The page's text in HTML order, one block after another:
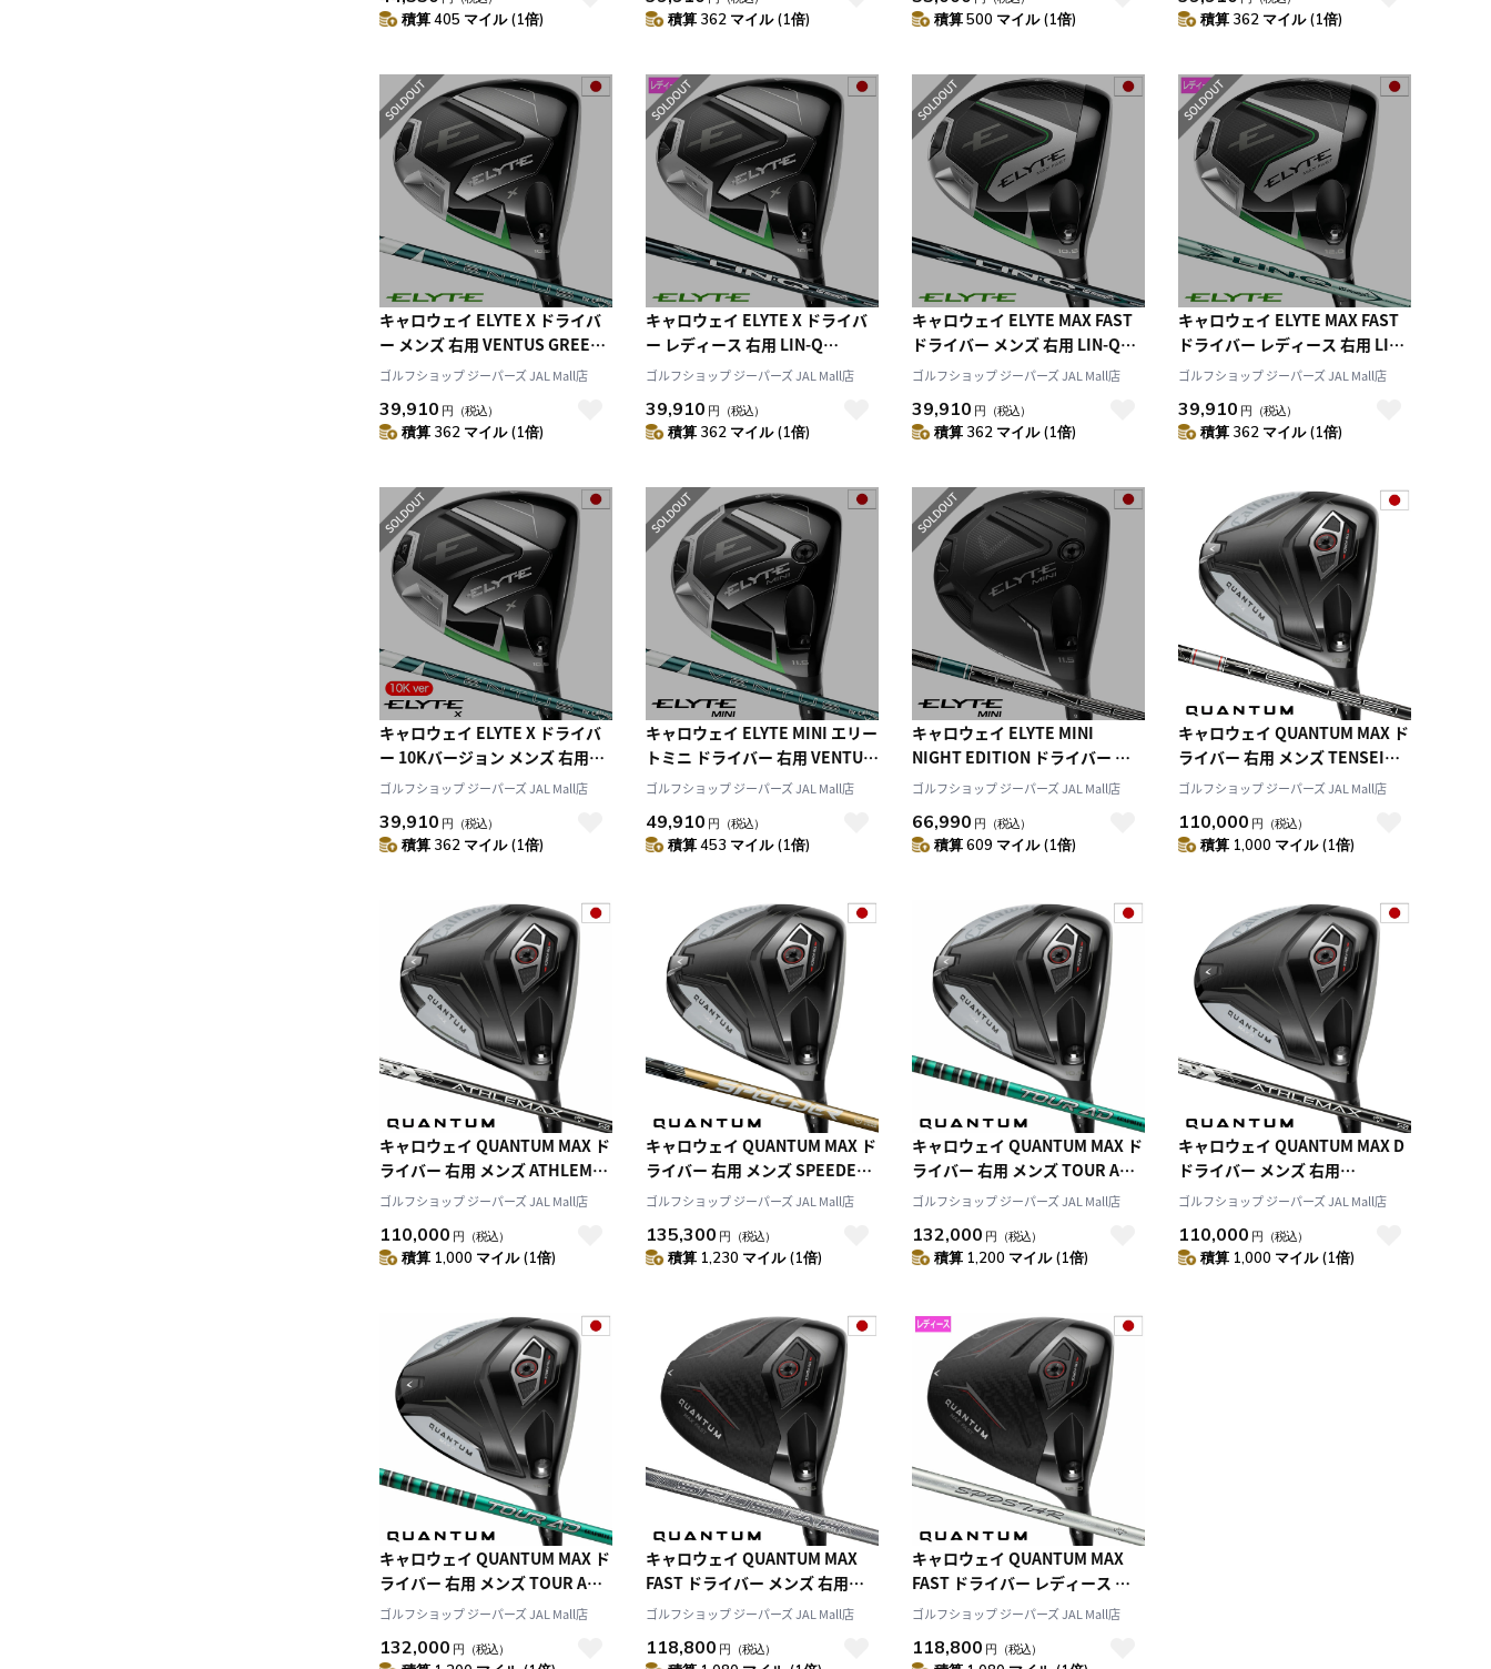
年モデル Callaway
積算 405 マイル (1倍) 積算 362 マイル (1倍)
Callaway ゴルフクラブ
積算 500 マイル (1倍)
Callaway ゴルフクラブ
積算 362 マイル (1倍)
キャロウェイ ELYTE X ドライバ
ー メンズ 右用 VENTUS GREEN
50 for Callaway カーボンシャフ
ゴルフショップ ジーパーズ JAL Mall店
39,910 円 （税込）
積算 362 マイル (1倍)
キャロウェイ ELYTE X ドライバ
ー レディース 右用 LIN-Q
GREEN 40 for Callaway カーボ
デル
ゴルフショップ ジーパーズ JAL Mall店
39,910 円 （税込）
積算 362 マイル (1倍)
キャロウェイ ELYTE MAX FAST
ドライバー メンズ 右用 LIN-Q
GREEN 40 for Callaway カーボ
デル
ゴルフショップ ジーパーズ JAL Mall店
39,910 円 （税込）
積算 362 マイル (1倍)
キャロウェイ ELYTE MAX FAST
ドライバー レディース 右用 LIN-
Q GREEN 40 for Callaway カー
モデル
ゴルフショップ ジーパーズ JAL Mall店
39,910 円 （税込）
積算 362 マイル (1倍)
キャロウェイ ELYTE X ドライバ
ー 10Kバージョン メンズ 右用
VENTUS GREEN 50 for
正規品 2025年モデル Callaway
ゴルフクラブ
ゴルフショップ ジーパーズ JAL Mall店
39,910 円 （税込）
積算 362 マイル (1倍)
キャロウェイ ELYTE MINI エリー
トミニ ドライバー 右用 VENTUS
GREEN 50 for Callaway カーボ
デル Callaway ゴルフクラブ
ゴルフショップ ジーパーズ JAL Mall店
49,910 円 （税込）
積算 453 マイル (1倍)
キャロウェイ ELYTE MINI
NIGHT EDITION ドライバー 数
量限定モデル 右用 TENSEI
ンシャフト 日本正規品 2025年モ
デル Callaway ゴルフクラブ
ゴルフショップ ジーパーズ JAL Mall店
66,990 円 （税込）
積算 609 マイル (1倍)
キャロウェイ QUANTUM MAX ド
ライバー 右用 メンズ TENSEI
GRAY 60 for Callaway カーボン
ル クアンタム Callaway ゴルフク
ラブ
ゴルフショップ ジーパーズ JAL Mall店
110,000 円 （税込）
積算 1,000 マイル (1倍)
キャロウェイ QUANTUM MAX ド
ライバー 右用 メンズ ATHLEMAX
50 カーボンシャフト 日本正規品
Callaway ゴルフクラブ
ゴルフショップ ジーパーズ JAL Mall店
110,000 円 （税込）
積算 1,000 マイル (1倍)
キャロウェイ QUANTUM MAX ド
ライバー 右用 メンズ SPEEDER
NX GOLD 50 カーボンシャフト
タム Callaway ゴルフクラブ
ゴルフショップ ジーパーズ JAL Mall店
135,300 円 （税込）
積算 1,230 マイル (1倍)
キャロウェイ QUANTUM MAX ド
ライバー 右用 メンズ TOUR AD
FI 5 カーボンシャフト 日本正規
Callaway ゴルフクラブ
ゴルフショップ ジーパーズ JAL Mall店
132,000 円 （税込）
積算 1,200 マイル (1倍)
キャロウェイ QUANTUM MAX D
ドライバー メンズ 右用
ATHLEMAX 50 カーボンシャフト
タム Callaway ゴルフクラブ
ゴルフショップ ジーパーズ JAL Mall店
110,000 円 （税込）
積算 1,000 マイル (1倍)
キャロウェイ QUANTUM MAX ド
ライバー 右用 メンズ TOUR AD
FI 5 カーボンシャフト 日本正規
Callaway ゴルフクラブ
ゴルフショップ ジーパーズ JAL Mall店
132,000 円 （税込）
キャロウェイ QUANTUM MAX
FAST ドライバー メンズ 右用
SPDSTAR 40 カーボンシャフト
タム Callaway ゴルフクラブ
ゴルフショップ ジーパーズ JAL Mall店
118,800 円 （税込）
キャロウェイ QUANTUM MAX
FAST ドライバー レディース 右
用 SPDSTAR 40 LDY カーボンシ
クアンタム Callaway ゴルフクラ
ゴルフショップ ジーパーズ JAL Mall店
118,800 円 （税込）